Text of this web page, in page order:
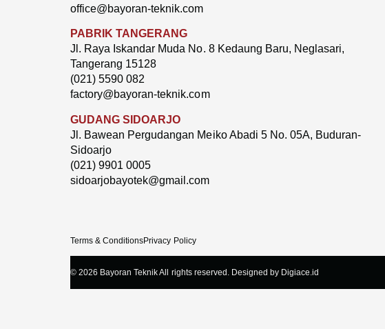
office@bayoran-teknik.com
PABRIK TANGERANG
Jl. Raya Iskandar Muda No. 8 Kedaung Baru, Neglasari,
Tangerang 15128
(021) 5590 082
factory@bayoran-teknik.com
GUDANG SIDOARJO
Jl. Bawean Pergudangan Meiko Abadi 5 No. 05A, Buduran-
Sidoarjo
(021) 9901 0005
sidoarjobayotek@gmail.com
Terms & ConditionsPrivacy Policy
© 2026 Bayoran Teknik All rights reserved. Designed by Digiace.id